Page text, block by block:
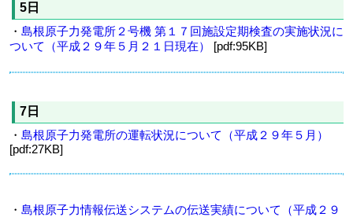
5日
・ 島根原子力発電所２号機 第１７回施設定期検査の実施状況に
ついて（平成２９年５月２１日現在）
[pdf:95KB]
7日
・ 島根原子力発電所の運転状況について（平成２９年５月）
[pdf:27KB]
・ 島根原子力情報伝送システムの伝送実績について（平成２９